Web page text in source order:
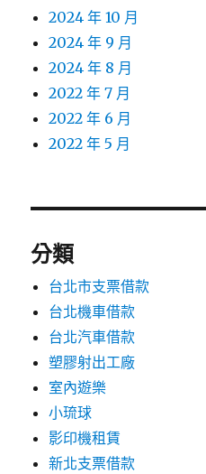
2024 年 10 月
2024 年 9 月
2024 年 8 月
2022 年 7 月
2022 年 6 月
2022 年 5 月
分類
台北市支票借款
台北機車借款
台北汽車借款
塑膠射出工廠
室內遊樂
小琉球
影印機租賃
新北支票借款